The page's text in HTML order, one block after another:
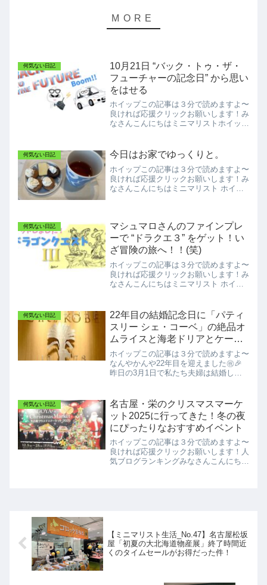
何気ない日記
10月21日 “バック・トゥ・ザ・
フューチャーの記念日” から思い
をはせる
ホイップこの記事は３分で読めますよ〜
良ければ応援クリックお願いします！み
なさんこんにちはミニマリストホイップ
コンを見つけました。そしてクリックし
てみるとこんな表示が出ま...
何気ない日記 今日はお家でゆっくりと。
ホイップこの記事は３分で読めますよ〜
良ければ応援クリックお願いします！み
なさんこんにちはミニマリスト ホイッ
ミニドーナツ&ミニチョコ...
何気ない日記
マシュマロさんのファインプレ
ーで “ドラクエ３” をゲット！い
ざ冒険の旅へ！！(笑)
ホイップこの記事は３分で読めますよ〜
良ければ応援クリックお願いします！み
なさんこんにちはミニマリスト ホイッ
したいと思います。良ければ最後までお
付き合いください。さす...
何気ない日記
22年目の結婚記念日に「パティ
スリー シェ・コーベ」の絶品オ
ムライスと海老ドリアとケーキ
で舌包み😋
ホイップこの記事は３分で読めますよ〜
なんやかんや22年目を迎えました㊗️🎉
昨日の3月1日で私たち夫婦は結婚して
21年が長いのか、短いのか。人生100年
時代。アラフォー...
何気ない日記
名古屋・栄のクリスマスマーケ
ット2025に行ってきた！冬の夜
にぴったりなおすすめイベント
ホイップこの記事は３分で読めますよ〜
良ければ応援クリックお願いします！人
気ブログランキングみなさんこんにちは
【ミニマリスト生活_No.47】名古屋松坂
屋「初夏の大北海道物産展」終了時間近
くのタイムセールがお得だった件！